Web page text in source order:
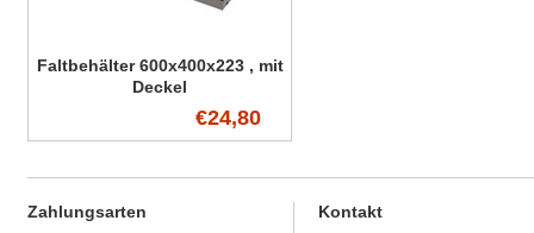
Faltbehälter 600x400x223 , mit
Deckel
€24,80
Zahlungsarten Kontakt